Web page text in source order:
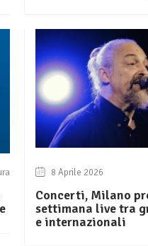
8 Aprile 2026
Concerti, Milano
settimana live tra
e internazionali